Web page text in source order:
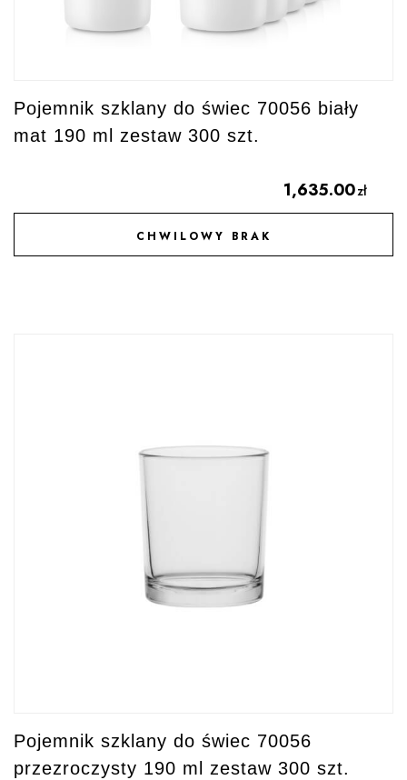
Pojemnik szklany do świec 70056 biały
mat 190 ml zestaw 300 szt.
1,635.00zł
CHWILOWY BRAK
DODAJ DO ULUBIONYCH
Pojemnik szklany do świec 70056
przezroczysty 190 ml zestaw 300 szt.